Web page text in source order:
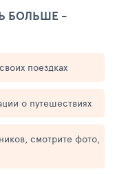
БОЛЬШЕ -
поездках
о путешествиях
смотрите фото,